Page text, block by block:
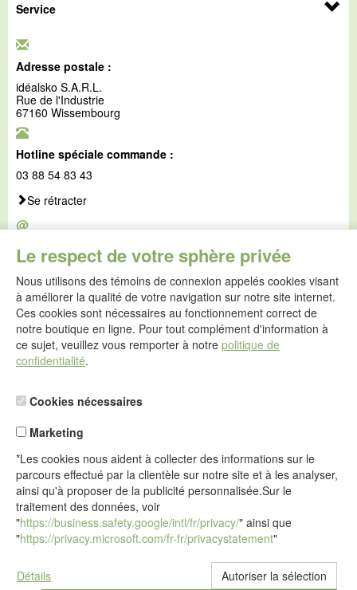
Le respect de votre sphère privée
Nous utilisons des témoins de connexion appelés cookies visant
à améliorer la qualité de votre navigation sur notre site internet.
Ces cookies sont nécessaires au fonctionnement correct de
notre boutique en ligne. Pour tout complément d'information à
ce sujet, veuillez vous remporter à notre politique de
confidentialité.
Cookies nécessaires
Marketing
*Les cookies nous aident à collecter des informations sur le
parcours effectué par la clientèle sur notre site et à les analyser,
ainsi qu'à proposer de la publicité personnalisée.Sur le
traitement des données, voir
"https://business.safety.google/intl/fr/privacy/" ainsi que
"https://privacy.microsoft.com/fr-fr/privacystatement"
Détails
Service
Adresse postale :
idéalsko S.A.R.L.
Rue de l'Industrie
67160 Wissembourg
Hotline spéciale commande :
03 88 54 83 43
Se rétracter
@
service@idealsko.fr
@
Formulaire de contact
Aller au formulaire de contact